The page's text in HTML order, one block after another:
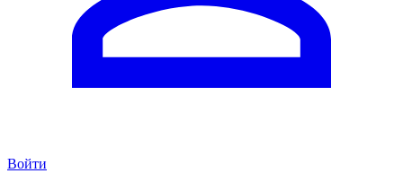
Войти